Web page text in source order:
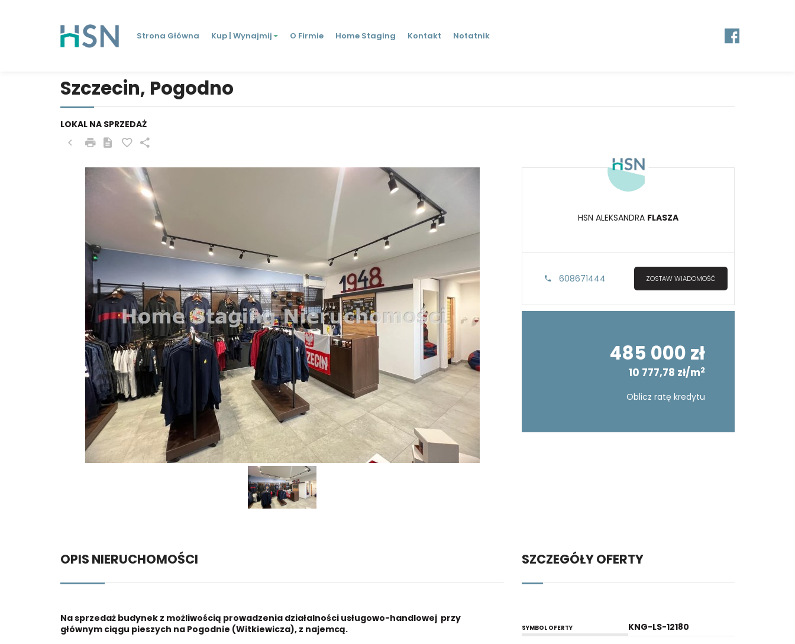
Strona Główna Kup | Wynajmij O Firmie Home Staging Kontakt Notatnik
Szczecin, Pogodno
LOKAL NA SPRZEDAŻ
HSN ALEKSANDRA FLASZA
608671444 ZOSTAW WIADOMOŚĆ
485 000 zł
10 777,78 zł/m2
Oblicz ratę kredytu
OPIS NIERUCHOMOŚCI
Na sprzedaż budynek z możliwością prowadzenia działalności usługowo-handlowej przy
głównym ciągu pieszych na Pogodnie (Witkiewicza), z najemcą.
SZCZEGÓŁY OFERTY
SYMBOL OFERTY KNG-LS-12180